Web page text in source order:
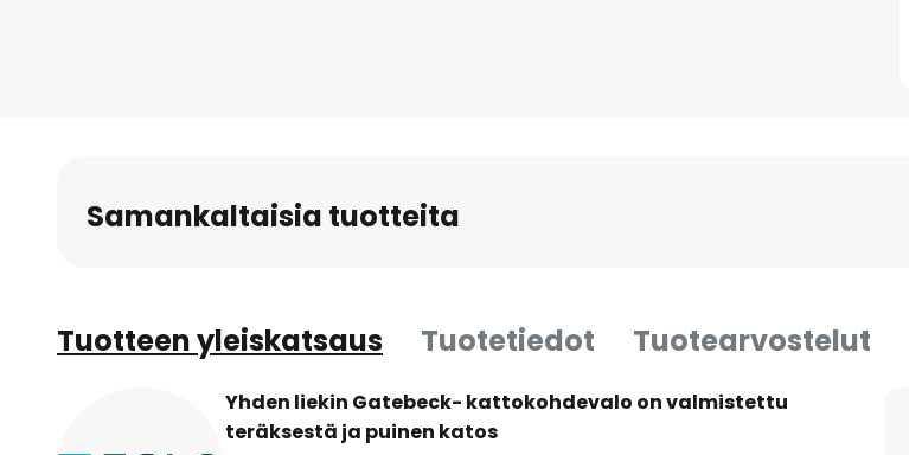
Samankaltaisia tuotteita
Tuotteen yleiskatsaus Tuotetiedot Tuotearvostelut
Yhden liekin Gatebeck- kattokohdevalo on valmistettu
teräksestä ja puinen katos